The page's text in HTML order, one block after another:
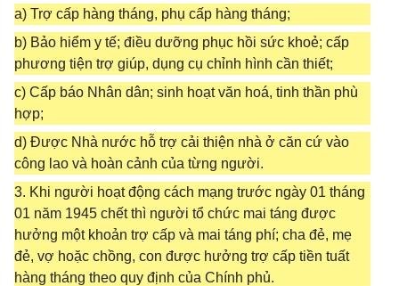
a) Trợ cấp hàng tháng, phụ cấp hàng tháng;
b) Bảo hiểm y tế; điều dưỡng phục hồi sức khoẻ; cấp
phương tiện trợ giúp, dụng cụ chỉnh hình cần thiết;
c) Cấp báo Nhân dân; sinh hoạt văn hoá, tinh thần phù
hợp;
d) Được Nhà nước hỗ trợ cải thiện nhà ở căn cứ vào
công lao và hoàn cảnh của từng người.
3. Khi người hoạt động cách mạng trước ngày 01 tháng
01 năm 1945 chết thì người tổ chức mai táng được
hưởng một khoản trợ cấp và mai táng phí; cha đẻ, mẹ
đẻ, vợ hoặc chồng, con được hưởng trợ cấp tiền tuất
hàng tháng theo quy định của Chính phủ.